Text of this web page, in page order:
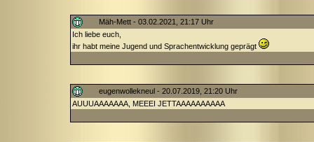
Mäh-Mett - 03.02.2021, 21:17 Uhr
Ich liebe euch,
ihr habt meine Jugend und Sprachentwicklung geprägt
eugenwollekneul - 20.07.2019, 21:20 Uhr
AUUUAAAAAAA, MEEEI JETTAAAAAAAAAA